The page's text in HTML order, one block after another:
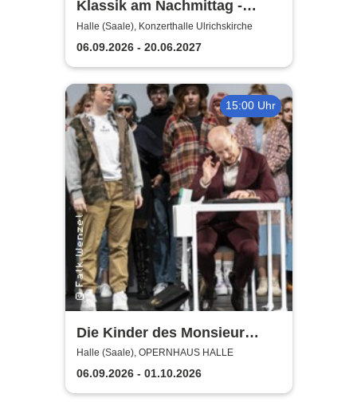
Klassik am Nachmittag -
Theater, Oper und Orchester
Halle
Halle (Saale), Konzerthalle Ulrichskirche
06.09.2026 - 20.06.2027
15:00 Uhr
Die Kinder des Monsieur
Mathieu - Theater, Oper und
Orchester Halle
Halle (Saale), OPERNHAUS HALLE
06.09.2026 - 01.10.2026